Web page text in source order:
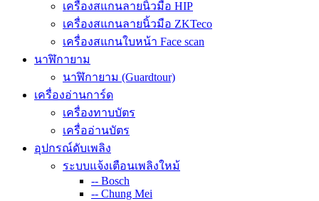
เครื่องสแกนลายนิ้วมือ HIP
เครื่องสแกนลายนิ้วมือ ZKTeco
เครื่องสแกนใบหน้า Face scan
นาฬิกายาม
นาฬิกายาม (Guardtour)
เครื่องอ่านการ์ด
เครื่องทาบบัตร
เครื่ออ่านบัตร
อุปกรณ์ดับเพลิง
ระบบแจ้งเตือนเพลิงใหม้
-- Bosch
-- Chung Mei